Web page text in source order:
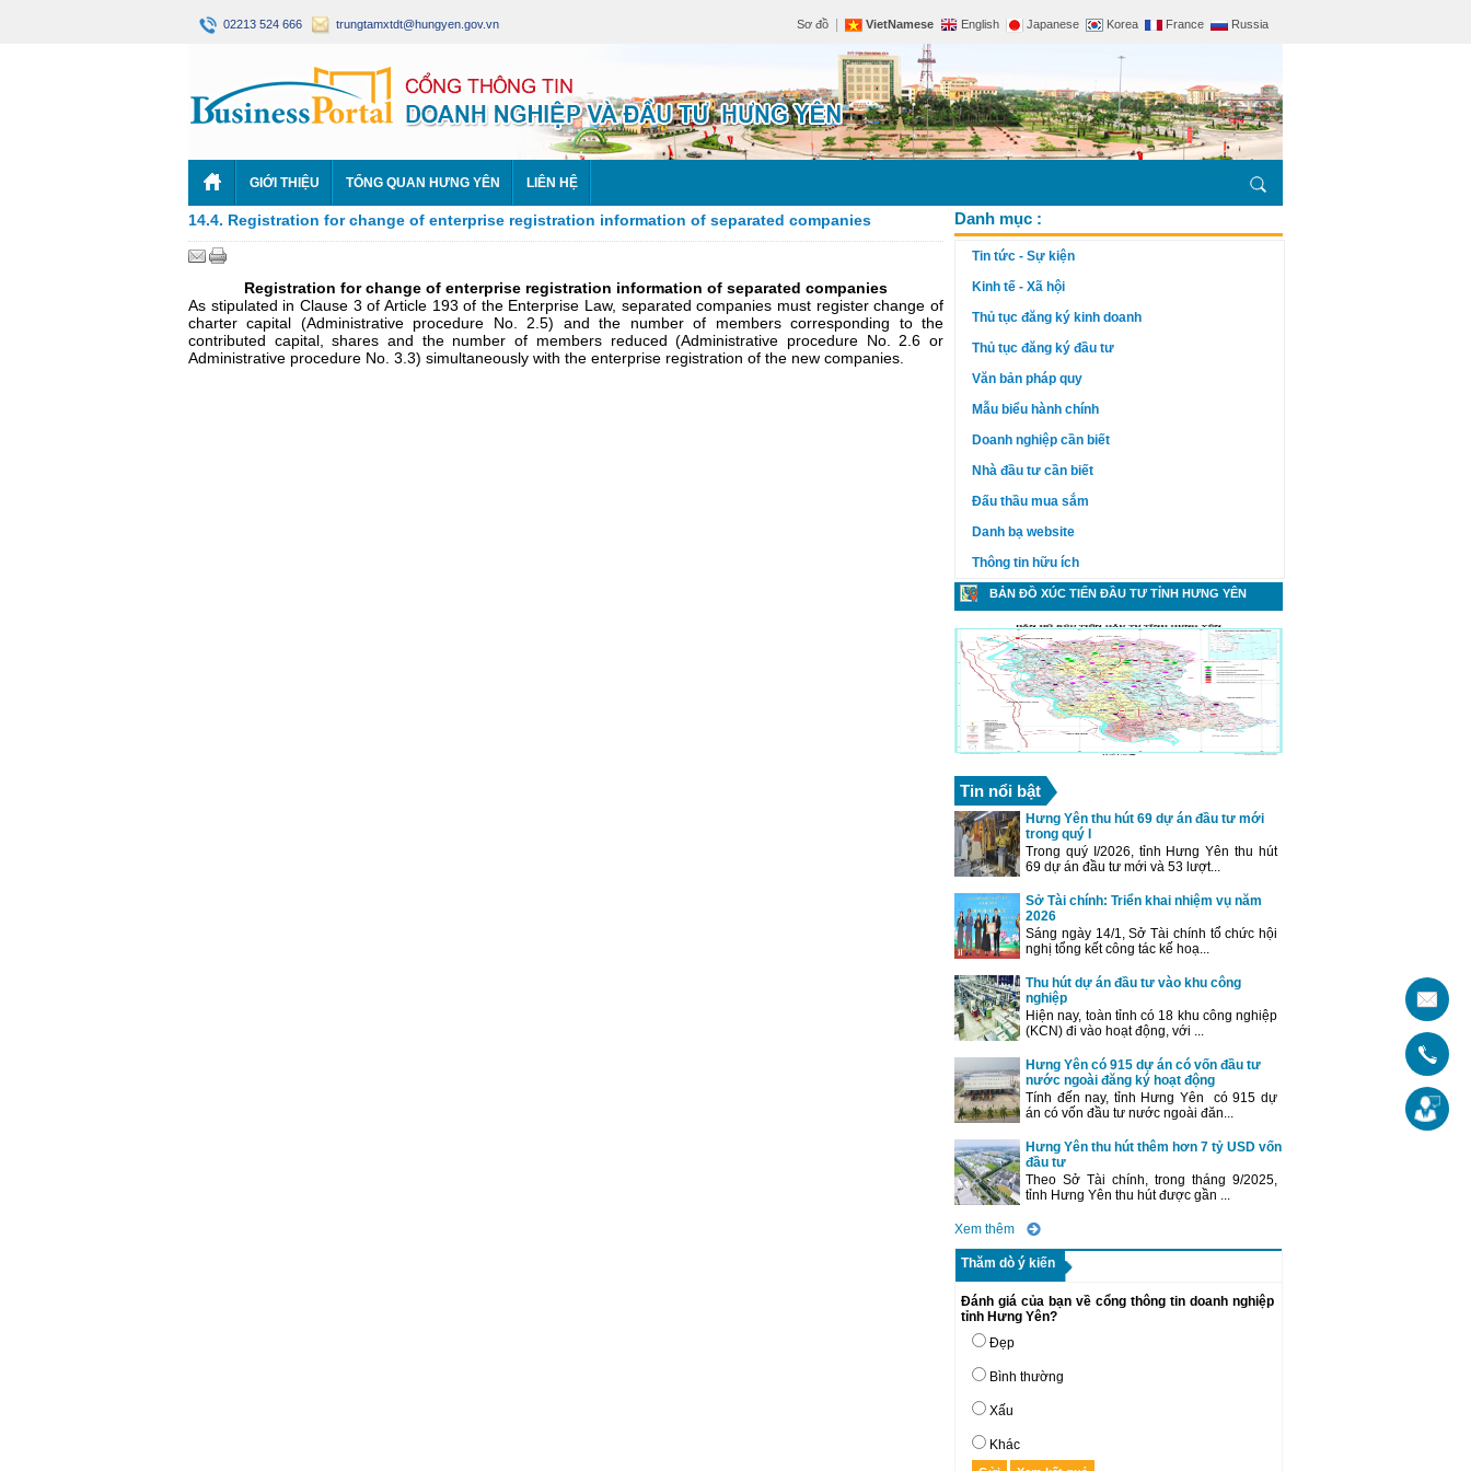
02213 524 666 trungtamxtdt@hungyen.gov.vn Sơ đồ VietNamese English Japanese Korea France Russia
GIỚI THIỆU TỔNG QUAN HƯNG YÊN LIÊN HỆ
14.4. Registration for change of enterprise registration information of separated companies
Registration for change of enterprise registration information of separated companies
As stipulated in Clause 3 of Article 193 of the Enterprise Law, separated companies must register change of
charter capital (Administrative procedure No. 2.5) and the number of members corresponding to the
contributed capital, shares and the number of members reduced (Administrative procedure No. 2.6 or
Administrative procedure No. 3.3) simultaneously with the enterprise registration of the new companies.
Danh mục :
Tin tức - Sự kiện
Kinh tế - Xã hội
Thủ tục đăng ký kinh doanh
Thủ tục đăng ký đầu tư
Văn bản pháp quy
Mẫu biểu hành chính
Doanh nghiệp cần biết
Nhà đầu tư cần biết
Đấu thầu mua sắm
Danh bạ website
Thông tin hữu ích
BẢN ĐỒ XÚC TIẾN ĐẦU TƯ TỈNH HƯNG YÊN
Tin nổi bật
Hưng Yên thu hút 69 dự án đầu tư mới
trong quý I
Trong quý I/2026, tỉnh Hưng Yên thu hút
69 dự án đầu tư mới và 53 lượt...
Sở Tài chính: Triển khai nhiệm vụ năm
2026
Sáng ngày 14/1, Sở Tài chính tổ chức hội
nghị tổng kết công tác kế hoạ...
Thu hút dự án đầu tư vào khu công
nghiệp
Hiện nay, toàn tỉnh có 18 khu công nghiệp
(KCN) đi vào hoạt động, với ...
Hưng Yên có 915 dự án có vốn đầu tư
nước ngoài đăng ký hoạt động
Tính đến nay, tỉnh Hưng Yên có 915 dự
án có vốn đầu tư nước ngoài đăn...
Hưng Yên thu hút thêm hơn 7 tỷ USD vốn
đầu tư
Theo Sở Tài chính, trong tháng 9/2025,
tỉnh Hưng Yên thu hút được gần ...
Xem thêm
Thăm dò ý kiến
Đánh giá của bạn về cổng thông tin doanh nghiệp
tỉnh Hưng Yên?
Đẹp
Bình thường
Xấu
Khác